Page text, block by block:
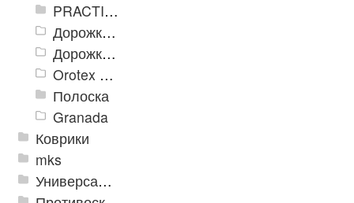
PRACTICAL
Дорожка влаговпитывающая Лидер XL
Дорожки «Фаворит»
Orotex GIN
Полоска
Granada
Коврики
mks
Универсальные модульные покрытия